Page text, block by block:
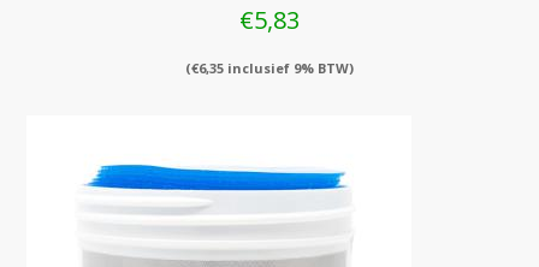
€5,83
(€6,35 inclusief 9% BTW)